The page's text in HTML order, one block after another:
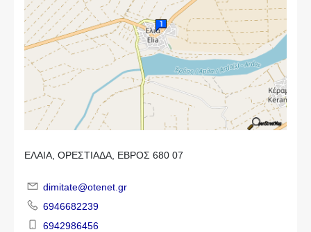
ΕΛΑΙΑ, ΟΡΕΣΤΙΑΔΑ, ΕΒΡΟΣ 680 07
dimitate@otenet.gr
6946682239
6942986456